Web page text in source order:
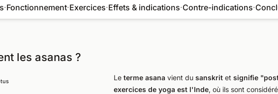
·Fonctionnement·Exercices·Effets & indications·Contre-indications·
les asanas ?
Le terme asana vient du sanskrit et signifie
exercices de yoga est l'Inde, où ils sont